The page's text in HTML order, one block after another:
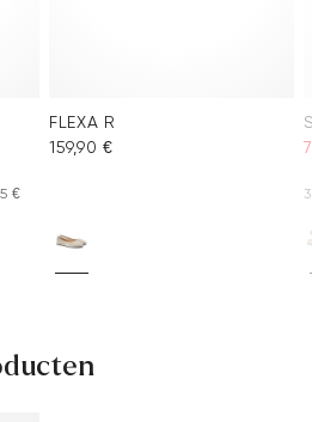
€
FLEXA R
159,90 €